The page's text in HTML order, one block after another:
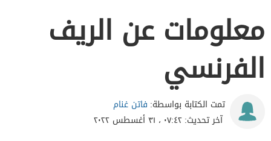
معلومات عن الريف
الفرنسي
تمت الكتابة بواسطة: فاتن غنام
آخر تحديث:٠٧:٤٢ ، ٣١ أغسطس ٢٠٢٢